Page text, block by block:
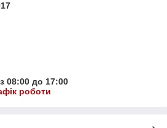
08:00 до 17:00
роботи